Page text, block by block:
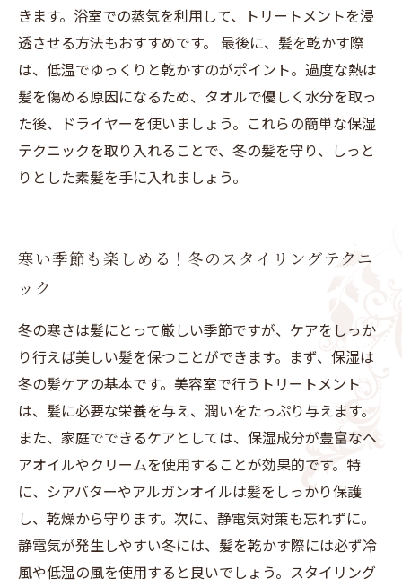
きます。浴室での蒸気を利用して、トリートメントを浸
透させる方法もおすすめです。 最後に、髪を乾かす際
は、低温でゆっくりと乾かすのがポイント。過度な熱は
髪を傷める原因になるため、タオルで優しく水分を取っ
た後、ドライヤーを使いましょう。これらの簡単な保湿
テクニックを取り入れることで、冬の髪を守り、しっと
りとした素髪を手に入れましょう。
寒い季節も楽しめる！冬のスタイリングテクニ
ック
冬の寒さは髪にとって厳しい季節ですが、ケアをしっか
り行えば美しい髪を保つことができます。まず、保湿は
冬の髪ケアの基本です。美容室で行うトリートメント
は、髪に必要な栄養を与え、潤いをたっぷり与えます。
また、家庭でできるケアとしては、保湿成分が豊富なヘ
アオイルやクリームを使用することが効果的です。特
に、シアバターやアルガンオイルは髪をしっかり保護
し、乾燥から守ります。次に、静電気対策も忘れずに。
静電気が発生しやすい冬には、髪を乾かす際には必ず冷
風や低温の風を使用すると良いでしょう。スタイリング